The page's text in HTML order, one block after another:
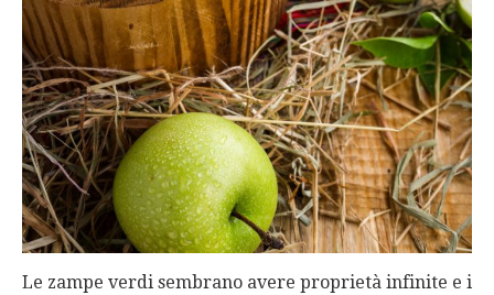
Le zampe verdi sembrano avere proprietà infinite e i